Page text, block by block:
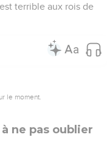
terrible aux rois de
le moment.
ne pas oublier